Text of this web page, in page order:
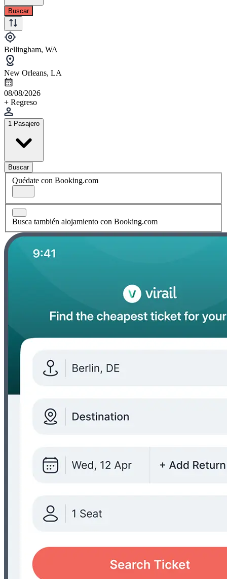
Buscar
Bellingham, WA
New Orleans, LA
08/08/2026
+ Regreso
1 Pasajero
Buscar
Quédate con Booking.com
Busca también alojamiento con Booking.com